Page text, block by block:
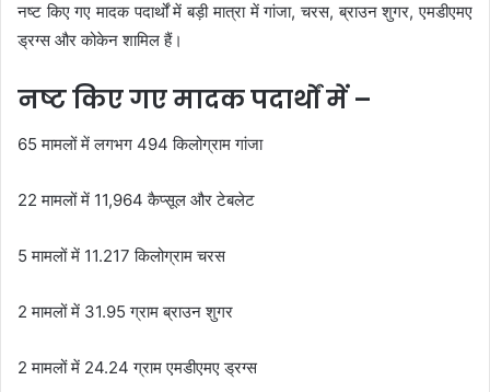
नष्ट किए गए मादक पदार्थों में बड़ी मात्रा में गांजा, चरस, ब्राउन शुगर, एमडीएमए
ड्रग्स और कोकेन शामिल हैं।
नष्ट किए गए मादक पदार्थों में –
65 मामलों में लगभग 494 किलोग्राम गांजा
22 मामलों में 11,964 कैप्सूल और टेबलेट
5 मामलों में 11.217 किलोग्राम चरस
2 मामलों में 31.95 ग्राम ब्राउन शुगर
2 मामलों में 24.24 ग्राम एमडीएमए ड्रग्स